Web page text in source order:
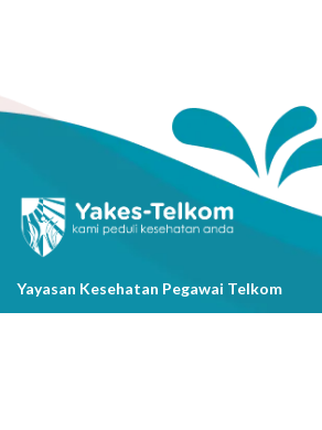
Yayasan Kesehatan Pegawai Telkom